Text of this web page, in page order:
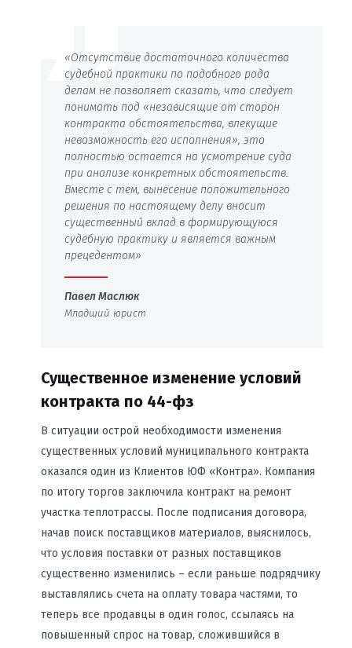
Существенное изменение условий
контракта по 44-фз
«Отсутствие достаточного количества
судебной практики по подобного рода
делам не позволяет сказать, что следует
понимать под «независящие от сторон
контракта обстоятельства, влекущие
невозможность его исполнения», это
полностью остается на усмотрение суда
при анализе конкретных обстоятельств.
Вместе с тем, вынесение положительного
решения по настоящему делу вносит
существенный вклад в формирующуюся
судебную практику и является важным
прецедентом»
Павел Маслюк
Младший юрист
В ситуации острой необходимости изменения
существенных условий муниципального контракта
оказался один из Клиентов ЮФ «Контра». Компания
по итогу торгов заключила контракт на ремонт
участка теплотрассы. После подписания договора,
начав поиск поставщиков материалов, выяснилось,
что условия поставки от разных поставщиков
существенно изменились – если раньше подрядчику
выставлялись счета на оплату товара частями, то
теперь все продавцы в один голос, ссылаясь на
повышенный спрос на товар, сложившийся в